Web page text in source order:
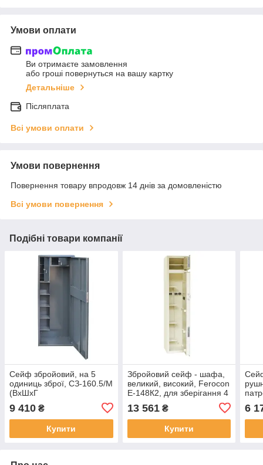
Умови оплати
Ви отримаєте замовлення
або гроші повернуться на вашу картку
Детальніше
Післяплата
Всі умови оплати
Умови повернення
Повернення товару впродовж 14 днів за домовленістю
Всі умови повернення
Подібні товари компанії
Сейф збройовий, на 5
одиниць зброї, СЗ-160.5/М
(ВхШхГ
1600ммХ630Х250мм) на 5
рушниць з 2 касовими
відділеннями
9 410 ₴
Купити
Збройовий сейф - шафа,
великий, високий, Ferocon
Е-148К2, для зберігання 4
1480ммХ320ммХ300мм)
13 561₴
Купити
6